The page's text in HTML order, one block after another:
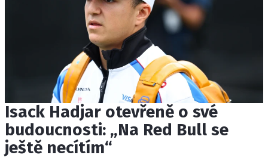
Isack Hadjar otevřeně o své
budoucnosti: „Na Red Bull se
ještě necítím“